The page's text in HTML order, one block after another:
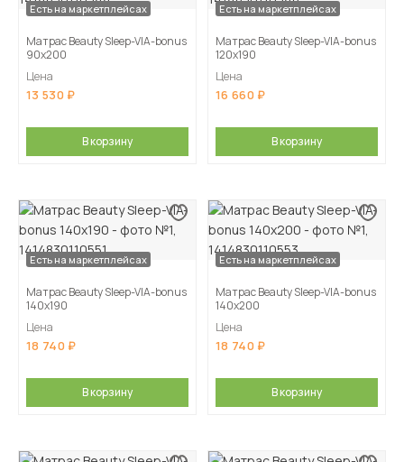
Есть на маркетплейсах
Матрас Beauty Sleep-VIA-bonus
90х200
Цена
13 530
В корзину
Есть на маркетплейсах
Матрас Beauty Sleep-VIA-bonus
120х190
Цена
16 660
В корзину
Есть на маркетплейсах
Матрас Beauty Sleep-VIA-bonus
140х190
Цена
18 740
В корзину
Есть на маркетплейсах
Матрас Beauty Sleep-VIA-bonus
140х200
Цена
18 740
В корзину